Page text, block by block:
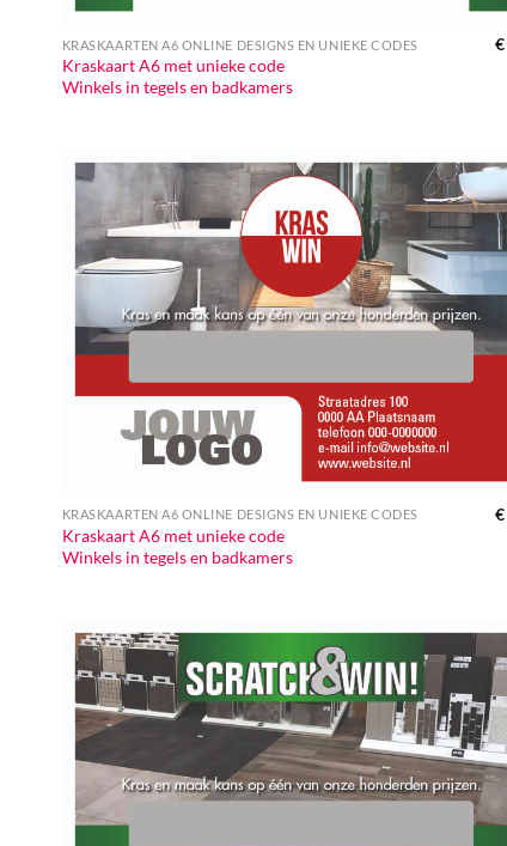
KRASKAARTEN A6 ONLINE DESIGNS EN UNIEKE CODES
Kraskaart A6 met unieke code
Winkels in tegels en badkamers
€
KRASKAARTEN A6 ONLINE DESIGNS EN UNIEKE CODES
Kraskaart A6 met unieke code
Winkels in tegels en badkamers
€